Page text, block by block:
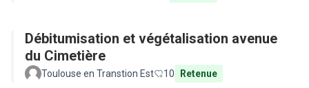
Débitumisation et végétalisation avenue
du Cimetière
Toulouse en Transtion Est 10 Retenue